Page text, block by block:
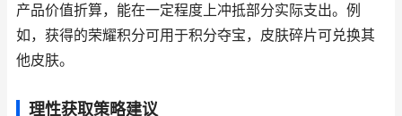
产品价值折算，能在一定程度上冲抵部分实际支出。例
如，获得的荣耀积分可用于积分夺宝，皮肤碎片可兑换其
他皮肤。
理性获取策略建议